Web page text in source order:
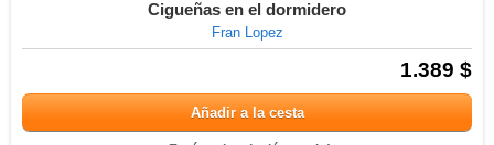
Cigueñas en el dormidero
Fran Lopez
1.389 $
Añadir a la cesta